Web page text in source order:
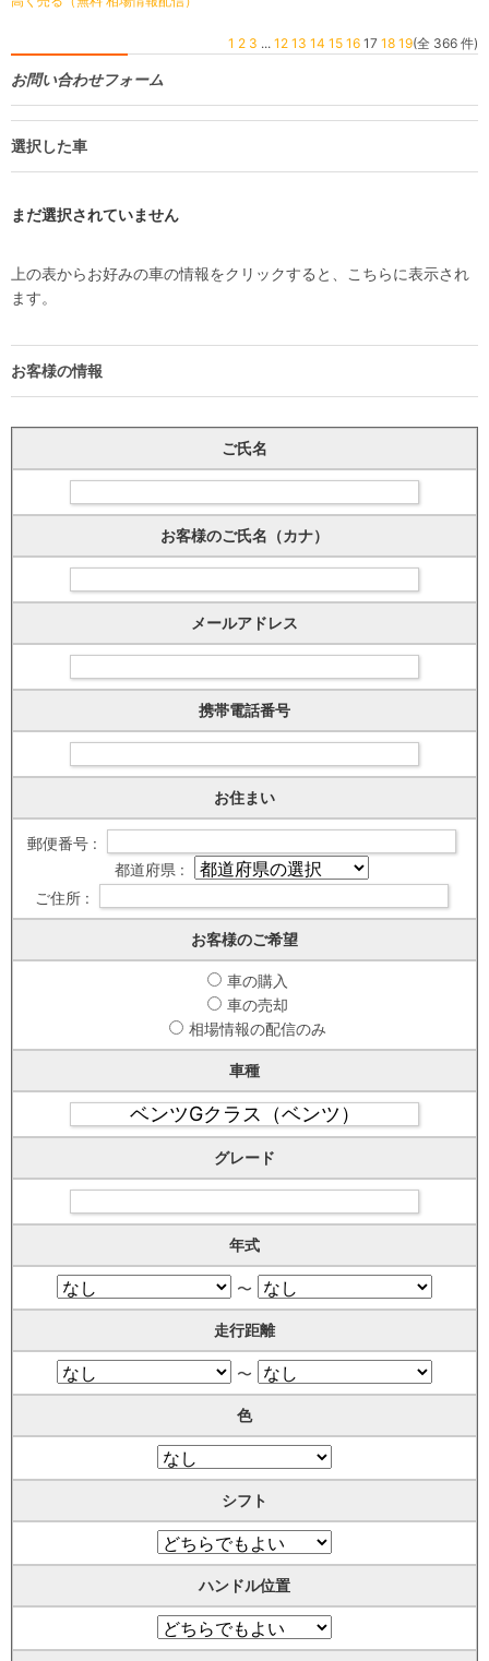
1 2 3 ... 12 13 14 15 16 17 18 19(全 366 件)
お問い合わせフォーム
選択した車
まだ選択されていません
上の表からお好みの車の情報をクリックすると、こちらに表示され
ます。
お客様の情報
ご氏名
お客様のご氏名（カナ）
メールアドレス
携帯電話番号
お住まい
郵便番号 :
都道府県 :
ご住所 :
お客様のご希望
車の購入
車の売却
相場情報の配信のみ
車種
グレード
年式
〜
走行距離
〜
色
シフト
ハンドル位置